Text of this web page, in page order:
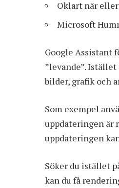
Oklart när
Microsoft
Google Assistant
”levande”.
bilder, grafik och
Som exempel
uppdateringen är
uppdateringen
Söker du istället
kan du få